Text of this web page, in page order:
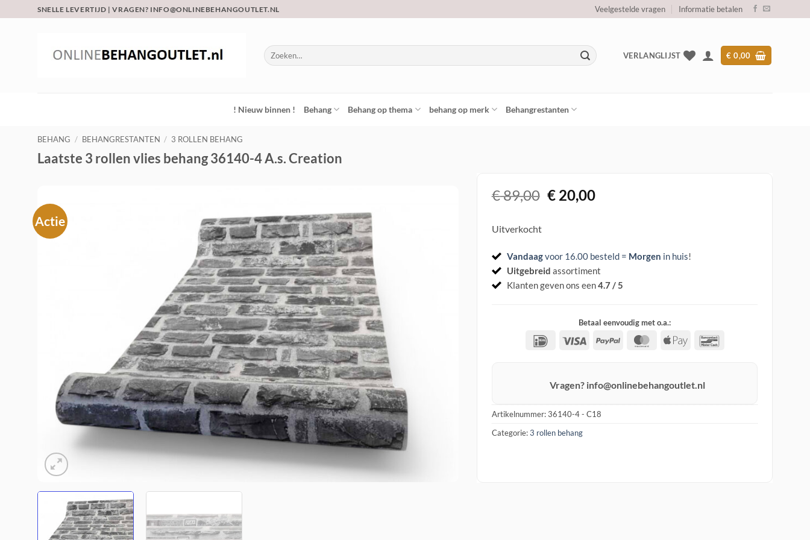
naar
SNELLE LEVERTIJD | VRAGEN? INFO@ONLINEBEHANGOUTLET.NL Veelgestelde vragen Informatie betalen
Zoeken
naar:
VERLANGLIJST € 0,00
! Nieuw binnen ! Behang Behang op thema behang op merk Behangrestanten
BEHANG / BEHANGRESTANTEN / 3 ROLLEN BEHANG
Laatste 3 rollen vlies behang 36140-4 A.s. Creation
Actie
€89,00 Oorspronkelijke
€20,00Huidige
Uitverkocht
Vandaagvoor 16.00 besteld = Morgen in huis!
Uitgebreid assortiment
Klanten geven ons een4.7 / 5
Betaal eenvoudig met o.a.:
IDeal Visa PayPal MasterCard
Apple
Vragen? info@onlinebehangoutlet.nl
Artikelnummer:36140-4 - C18
Categorie:3 rollen behang